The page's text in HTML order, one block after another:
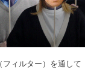
ィルター）を通して